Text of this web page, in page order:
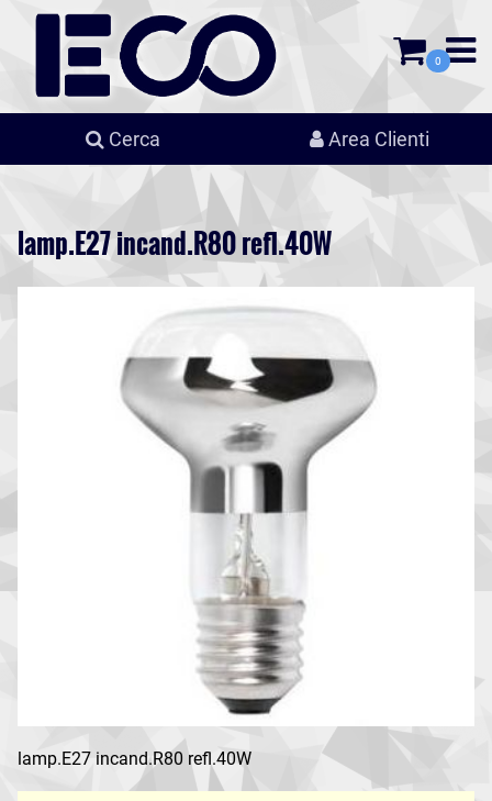
0
Cerca Area Clienti
lamp.E27 incand.R80 refl.40W
lamp.E27 incand.R80 refl.40W